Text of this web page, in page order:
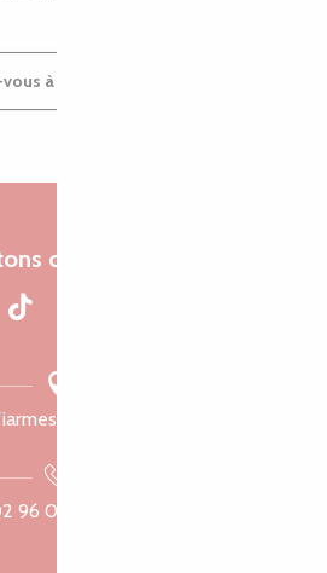
vous à notre newsletter
connectés
22300 Lannion
96 05 60 70